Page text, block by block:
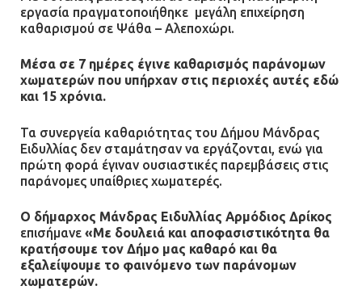
Άργος: Στη φυλακή οι δύο
πυροβολισμούς κατά του 20χρονου
με αναπηρία
Ένα πουλί «υπεύθυνο» για την
πρωινή διακοπή ρεύματος στη
Μάνδρα
09.07.2026 | 11:12
Φωτιά σε επιχείρηση στον
εργασία πραγματοποιήθηκε μεγάλη επιχείρηση
καθαρισμού σε Ψάθα – Αλεποχώρι.
Μέσα σε 7 ημέρες έγινε καθαρισμός παράνομων
χωματερών που υπήρχαν στις περιοχές αυτές εδώ
και 15 χρόνια.
Τα συνεργεία καθαριότητας του Δήμου Μάνδρας
Ειδυλλίας δεν σταμάτησαν να εργάζονται, ενώ για
πρώτη φορά έγιναν ουσιαστικές παρεμβάσεις στις
παράνομες υπαίθριες χωματερές.
Ο δήμαρχος Μάνδρας Ειδυλλίας Αρμόδιος Δρίκος
επισήμανε «Με δουλειά και αποφασιστικότητα θα
κρατήσουμε τον Δήμο μας καθαρό και θα
εξαλείψουμε το φαινόμενο των παράνομων
χωματερών.